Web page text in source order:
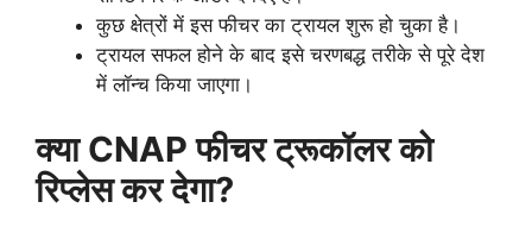
कुछ क्षेत्रों में इस फीचर का ट्रायल शुरू हो चुका है।
ट्रायल सफल होने के बाद इसे चरणबद्ध तरीके से पूरे देश
में लॉन्च किया जाएगा।
क्या CNAP फीचर ट्रूकॉलर को
रिप्लेस कर देगा?